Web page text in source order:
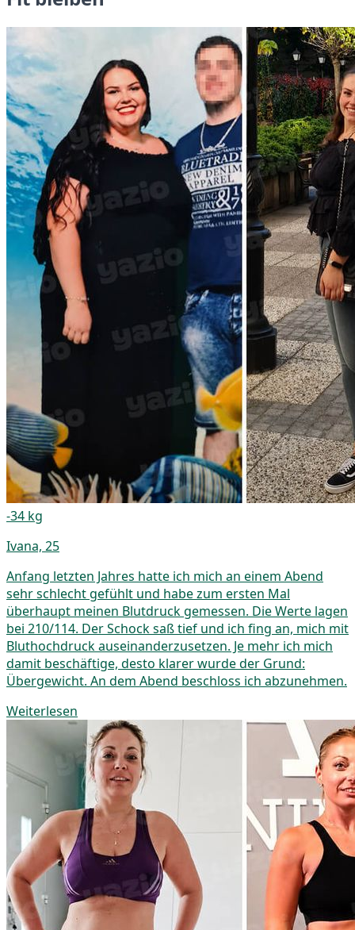
-34 kg
Ivana, 25
Anfang letzten Jahres hatte ich mich an einem Abend
sehr schlecht gefühlt und habe zum ersten Mal
überhaupt meinen Blutdruck gemessen. Die Werte lagen
bei 210/114. Der Schock saß tief und ich fing an, mich mit
Bluthochdruck auseinanderzusetzen. Je mehr ich mich
damit beschäftige, desto klarer wurde der Grund:
Übergewicht. An dem Abend beschloss ich abzunehmen.
Weiterlesen